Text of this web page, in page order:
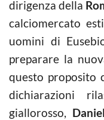
dirigenza della
calciomercato
uomini di
preparare la
questo proposito
dichiarazioni
giallorosso,